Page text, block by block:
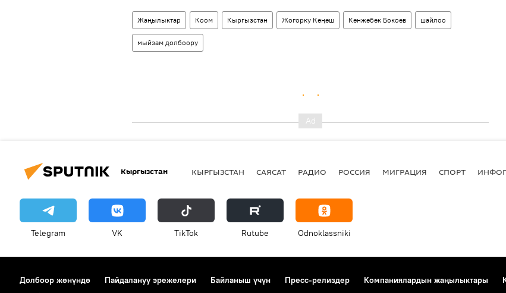
Жаңылыктар Коом Кыргызстан Жогорку Кеңеш Кенжебек Бокоев шайлоо
мыйзам долбоору
Кыргызстан КЫРГЫЗСТАН САЯСАТ РАДИО РОССИЯ МИГРАЦИЯ СПОРТ
Telegram VK ТikТоk Rutube Odnoklassniki
Долбоор жөнүндө Пайдалануу эрежелери Байланыш үчүн Пресс-релиздер Компаниялардын жаңылыктары